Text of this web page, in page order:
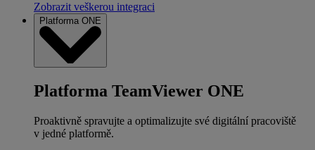
Zobrazit veškerou integraci
Platforma ONE
Platforma TeamViewer ONE
Proaktivně spravujte a optimalizujte své digitální pracoviště
v jedné platformě.